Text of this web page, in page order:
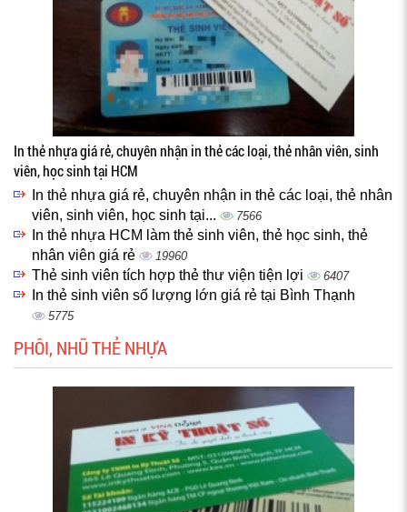
In thẻ nhựa giá rẻ, chuyên nhận in thẻ các loại, thẻ nhân viên, sinh
viên, học sinh tại HCM
In thẻ nhựa giá rẻ, chuyên nhận in thẻ các loại, thẻ nhân
viên, sinh viên, học sinh tại...
7566
In thẻ nhựa HCM làm thẻ sinh viên, thẻ học sinh, thẻ
nhân viên giá rẻ
19960
Thẻ sinh viên tích hợp thẻ thư viện tiện lợi 6407
In thẻ sinh viên số lượng lớn giá rẻ tại Bình Thạnh
5775
PHÔI, NHŨ THẺ NHỰA